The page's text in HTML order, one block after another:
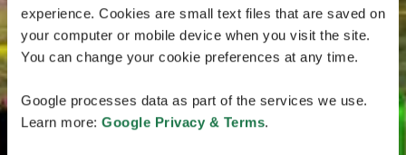
experience. Cookies are small text files that are saved on
your computer or mobile device when you visit the site.
You can change your cookie preferences at any time.
Google processes data as part of the services we use.
Learn more: Google Privacy & Terms.